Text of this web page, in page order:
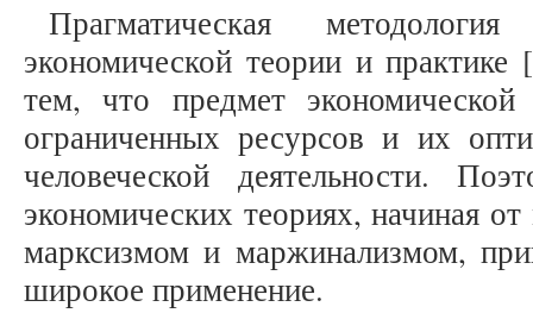
Прагматическая
экономической теории и
тем, что предмет
ограниченных ресурсов и их
человеческой деятельности.
экономических теориях, начиная
марксизмом и маржинализмом,
широкое применение.